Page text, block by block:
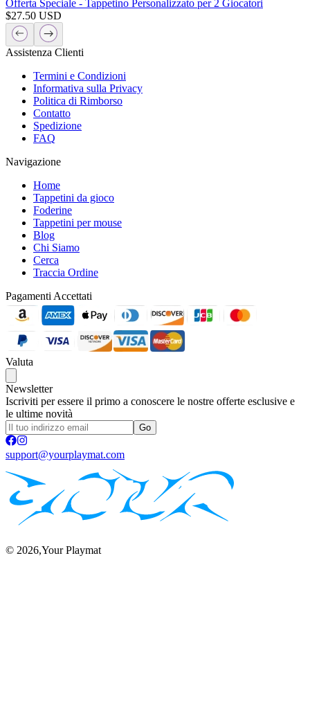
Offerta Speciale - Tappetino Personalizzato per 2 Giocatori
$27.50 USD
Assistenza Clienti
Termini e Condizioni
Informativa sulla Privacy
Politica di Rimborso
Contatto
Spedizione
FAQ
Navigazione
Home
Tappetini da gioco
Foderine
Tappetini per mouse
Blog
Chi Siamo
Cerca
Traccia Ordine
Pagamenti Accettati
Valuta
Newsletter
Iscriviti per essere il primo a conoscere le nostre offerte esclusive e
le ultime novità
Go
support@yourplaymat.com
© 2026,Your Playmat